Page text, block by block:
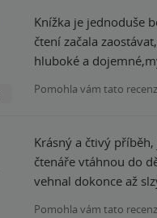
Knížka je jednoduše
čtení začala
Pomohla vám tato
Krásný a čtivý
čtenáře vtáhnou do
vehnal dokonce až
Pomohla vám tato